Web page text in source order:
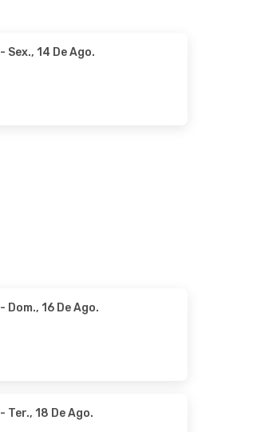
- Sex., 14 De Ago.
- Dom., 16 De Ago.
- Ter., 18 De Ago.